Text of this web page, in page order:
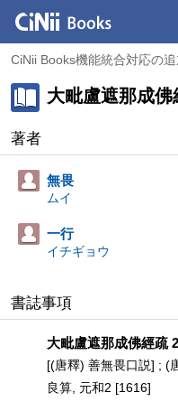
CiNii Books機能統合対応の
大毗盧遮那成
著者
無畏
ムイ
一行
イチギョウ
書誌事項
大毗盧遮那成佛經疏
[(唐釋) 善無畏口説] ; (
良算, 元和2 [1616]